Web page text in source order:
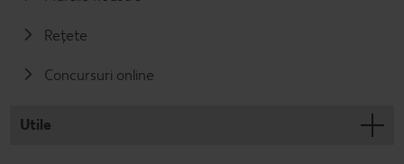
Rețete
Concursuri online
Utile